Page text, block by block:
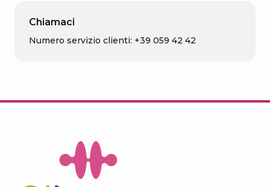
Chiamaci
Numero servizio clienti: +39 059 42 42